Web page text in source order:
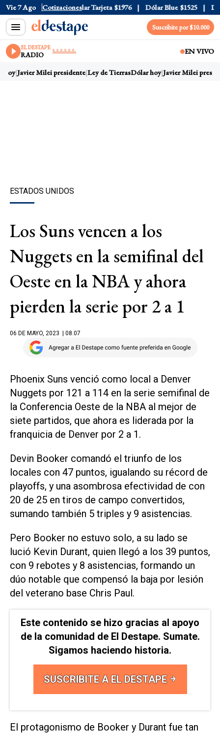
Vie 7 Ago Cotizaciones
Oficial $1520 Dólar Tarjeta $1976 Dólar Blue $1525
Suscribite por $10.000
EL DESTAPE
RADIO EN VIVO
Javier Milei presidente Ley de TierrasDólar hoy Javier Milei
ESTADOS UNIDOS
Los Suns vencen a los
Nuggets en la semifinal del
Oeste en la NBA y ahora
pierden la serie por 2 a 1
06 DE MAYO, 2023 | 08.07
Phoenix Suns venció como local a Denver
Nuggets por 121 a 114 en la serie semifinal de
la Conferencia Oeste de la NBA al mejor de
siete partidos, que ahora es liderada por la
franquicia de Denver por 2 a 1.
Devin Booker comandó el triunfo de los
locales con 47 puntos, igualando su récord de
playoffs, y una asombrosa efectividad de con
20 de 25 en tiros de campo convertidos,
sumando también 5 triples y 9 asistencias.
Pero Booker no estuvo solo, a su lado se
lució Kevin Durant, quien llegó a los 39 puntos,
con 9 rebotes y 8 asistencias, formando un
dúo notable que compensó la baja por lesión
del veterano base Chris Paul.
Este contenido se hizo gracias al apoyo
de la comunidad de El Destape. Sumate.
Sigamos haciendo historia.
SUSCRIBITE A EL DESTAPE
El protagonismo de Booker y Durant fue tan